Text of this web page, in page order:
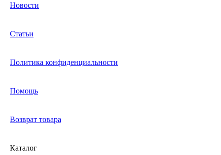
Новости
Статьи
Политика конфиденциальности
Помощь
Возврат товара
Каталог